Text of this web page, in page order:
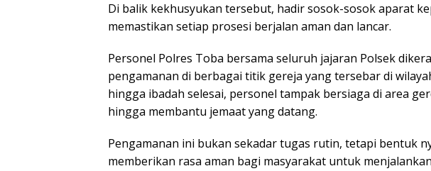
Di balik kekhusyukan tersebut, hadir sosok-sosok aparat
memastikan setiap prosesi berjalan aman dan lancar.
Personel Polres Toba bersama seluruh jajaran Polsek
pengamanan di berbagai titik gereja yang tersebar di
hingga ibadah selesai, personel tampak bersiaga di area
hingga membantu jemaat yang datang.
Pengamanan ini bukan sekadar tugas rutin, tetapi bentuk
memberikan rasa aman bagi masyarakat untuk